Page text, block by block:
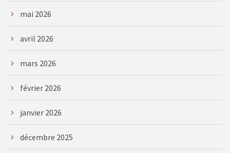
mai 2026
avril 2026
mars 2026
février 2026
janvier 2026
décembre 2025